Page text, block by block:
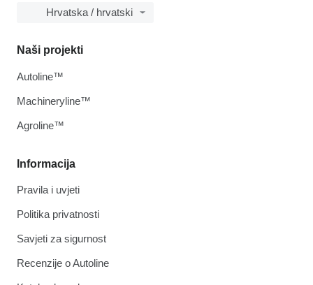
Hrvatska / hrvatski
Informacija
Pravila i uvjeti
Politika privatnosti
Savjeti za sigurnost
Recenzije o Autoline
Naši projekti
Autoline™
Machineryline™
Agroline™